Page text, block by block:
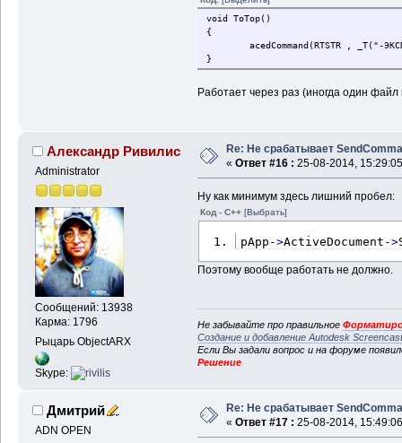
void ToTop()
{
acedCommand(RTSTR , _T("-
}
Работает через раз (иногда один файл
Александр Ривилис
Administrator
Сообщений: 13938
Карма: 1796
Рыцарь ObjectARX
Skype:
Re: Не срабатывает
« Ответ #16 : 25-08-2014,
Ну как минимум здесь лишний пробел:
Код - C++ [Выбрать]
pApp ->ActiveDocument ->
Поэтому вообще работать не должно.
Не забывайте про правильное
Создание и добавление Autodesk
Если Вы задали вопрос и на форуме
Решение
Дмитрий
ADN OPEN
Re: Не срабатывает
« Ответ #17 : 25-08-2014,